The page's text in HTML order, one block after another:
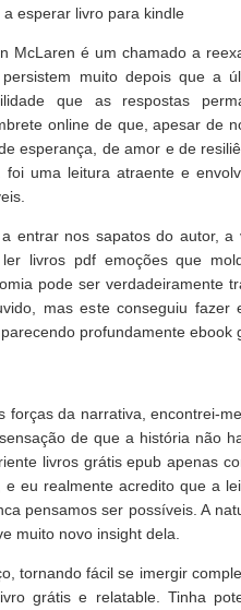
esperar livro para kindle
McLaren é um chamado a
muito depois que a
que as respostas
online de que, apesar de
esperança, de amor e de
foi uma leitura atraente e
entrar nos sapatos do autor,
livros pdf emoções que
pode ser verdadeiramente
mas este conseguiu fazer
profundamente ebook
forças da narrativa, encontrei-
de que a história não
livros grátis epub apenas
eu realmente acredito que a
pensamos ser possíveis. A
muito novo insight dela.
tornando fácil se imergir
grátis e relatable. Tinha